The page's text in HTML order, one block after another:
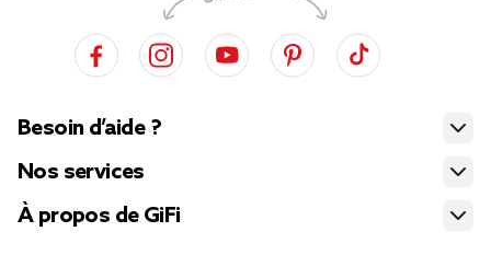
Besoin d’aide ?
Nos services
À propos de GiFi